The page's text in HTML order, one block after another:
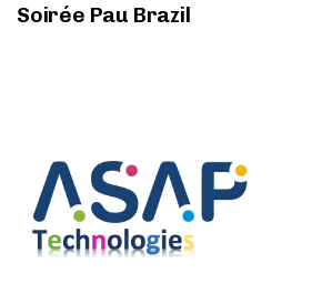
Soirée Pau Brazil